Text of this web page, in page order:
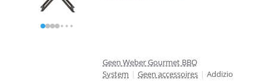
Geen Weber Gourmet BBQ
System | Geen accessoires | Addizio